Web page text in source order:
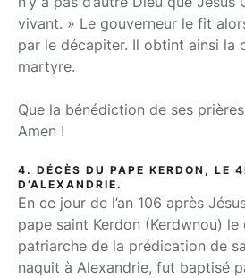
vivant. » Le gouverneur le fit
par le décapiter. Il obtint ainsi la
martyre.
Que la bénédiction de ses
Amen !
4. DÉCÈS DU PAPE KERDON, LE
D’ALEXANDRIE.
En ce jour de l’an 106 après
pape saint Kerdon (Kerdwnou) le
patriarche de la prédication de
naquit à Alexandrie, fut baptisé